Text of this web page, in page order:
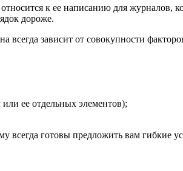
к ее написанию для
дороже.
всегда зависит от совокупности
ее отдельных элементов);
готовы предложить вам гибкие